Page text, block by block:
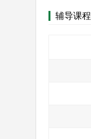
辅导课程